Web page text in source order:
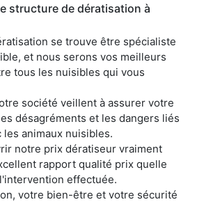
structure de dératisation à
se trouve être spécialiste
et nous serons vos meilleurs
tous les nuisibles qui vous
société veillent à assurer votre
désagréments et les dangers liés
les animaux nuisibles.
notre prix dératiseur vraiment
rapport qualité prix quelle
effectuée.
votre bien-être et votre sécurité